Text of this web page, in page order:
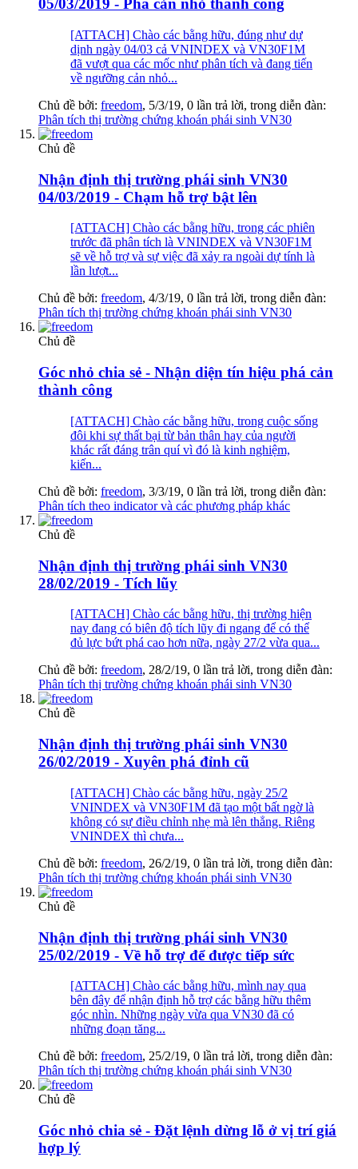
05/03/2019 - Phá cản nhỏ thành công
[ATTACH] Chào các bằng hữu, đúng như dự
dịnh ngày 04/03 cả VNINDEX và VN30F1M
đã vượt qua các mốc như phân tích và đang tiến
về ngưỡng cản nhỏ...
Chủ đề bởi: freedom, 5/3/19, 0 lần trả lời, trong diễn đàn:
Phân tích thị trường chứng khoán phái sinh VN30
Chủ đề
Nhận định thị trường phái sinh VN30
04/03/2019 - Chạm hỗ trợ bật lên
[ATTACH] Chào các bằng hữu, trong các phiên
trước đã phân tích là VNINDEX và VN30F1M
sẽ về hỗ trợ và sự việc đã xảy ra ngoài dự tính là
lần lượt...
Chủ đề bởi: freedom, 4/3/19, 0 lần trả lời, trong diễn đàn:
Phân tích thị trường chứng khoán phái sinh VN30
Chủ đề
Góc nhỏ chia sẻ - Nhận diện tín hiệu phá cản
thành công
[ATTACH] Chào các bằng hữu, trong cuộc sống
đôi khi sự thất bại từ bản thân hay của người
khác rất đáng trân quí vì đó là kinh nghiệm,
kiến...
Chủ đề bởi: freedom, 3/3/19, 0 lần trả lời, trong diễn đàn:
Phân tích theo indicator và các phương pháp khác
Chủ đề
Nhận định thị trường phái sinh VN30
28/02/2019 - Tích lũy
[ATTACH] Chào các bằng hữu, thị trường hiện
nay đang có biên độ tích lũy đi ngang để có thể
đủ lực bứt phá cao hơn nữa, ngày 27/2 vừa qua...
Chủ đề bởi: freedom, 28/2/19, 0 lần trả lời, trong diễn đàn:
Phân tích thị trường chứng khoán phái sinh VN30
Chủ đề
Nhận định thị trường phái sinh VN30
26/02/2019 - Xuyên phá đỉnh cũ
[ATTACH] Chào các bằng hữu, ngày 25/2
VNINDEX và VN30F1M đã tạo một bất ngờ là
không có sự điều chỉnh nhẹ mà lên thẳng. Riêng
VNINDEX thì chưa...
Chủ đề bởi: freedom, 26/2/19, 0 lần trả lời, trong diễn đàn:
Phân tích thị trường chứng khoán phái sinh VN30
Chủ đề
Nhận định thị trường phái sinh VN30
25/02/2019 - Về hỗ trợ để được tiếp sức
[ATTACH] Chào các bằng hữu, mình nay qua
bên đây để nhận định hỗ trợ các bằng hữu thêm
góc nhìn. Những ngày vừa qua VN30 đã có
những đoạn tăng...
Chủ đề bởi: freedom, 25/2/19, 0 lần trả lời, trong diễn đàn:
Phân tích thị trường chứng khoán phái sinh VN30
Chủ đề
Góc nhỏ chia sẻ - Đặt lệnh dừng lỗ ở vị trí giá
hợp lý